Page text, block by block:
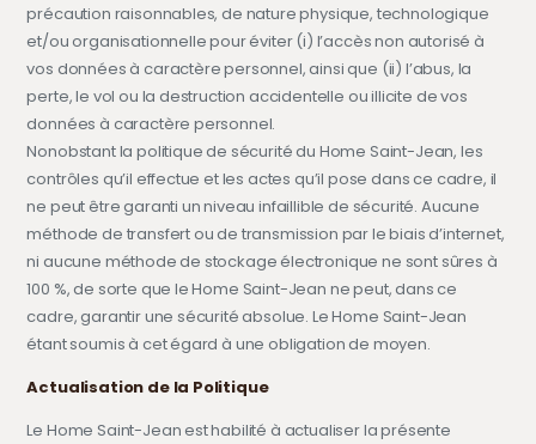
précaution raisonnables, de nature physique, technologique
et/ou organisationnelle pour éviter (i) l’accès non autorisé à
vos données à caractère personnel, ainsi que (ii) l’abus, la
perte, le vol ou la destruction accidentelle ou illicite de vos
données à caractère personnel.
Nonobstant la politique de sécurité du Home Saint-Jean, les
contrôles qu’il effectue et les actes qu’il pose dans ce cadre, il
ne peut être garanti un niveau infaillible de sécurité. Aucune
méthode de transfert ou de transmission par le biais d’internet,
ni aucune méthode de stockage électronique ne sont sûres à
100 %, de sorte que le Home Saint-Jean ne peut, dans ce
cadre, garantir une sécurité absolue. Le Home Saint-Jean
étant soumis à cet égard à une obligation de moyen.
Actualisation de la Politique
Le Home Saint-Jean est habilité à actualiser la présente